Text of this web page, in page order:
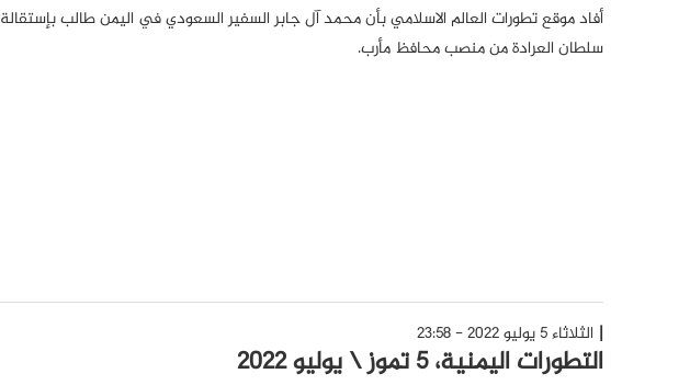
أفاد موقع تطورات العالم الاسلامي بأن محمد آل جابر السفير السعودي في اليمن طالب بإستقالة
سلطان العرادة من منصب محافظ مأرب.
الثلاثاء 5 يوليو 2022 - 23:58
التطورات اليمنية، 5 تموز \ يوليو 2022